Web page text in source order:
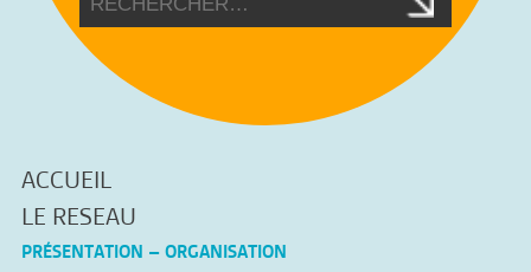
ACCUEIL
LE RESEAU
PRÉSENTATION – ORGANISATION